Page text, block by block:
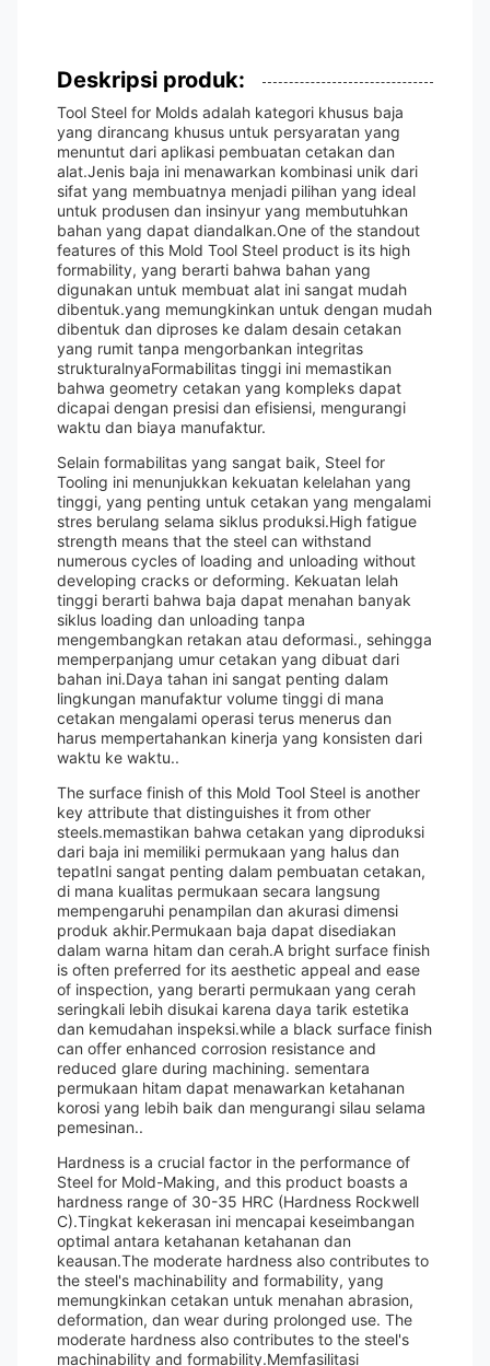
Deskripsi produk:
Tool Steel for Molds adalah kategori khusus baja
yang dirancang khusus untuk persyaratan yang
menuntut dari aplikasi pembuatan cetakan dan
alat.Jenis baja ini menawarkan kombinasi unik dari
sifat yang membuatnya menjadi pilihan yang ideal
untuk produsen dan insinyur yang membutuhkan
bahan yang dapat diandalkan.One of the standout
features of this Mold Tool Steel product is its high
formability, yang berarti bahwa bahan yang
digunakan untuk membuat alat ini sangat mudah
dibentuk.yang memungkinkan untuk dengan mudah
dibentuk dan diproses ke dalam desain cetakan
yang rumit tanpa mengorbankan integritas
strukturalnyaFormabilitas tinggi ini memastikan
bahwa geometry cetakan yang kompleks dapat
dicapai dengan presisi dan efisiensi, mengurangi
waktu dan biaya manufaktur.
Selain formabilitas yang sangat baik, Steel for
Tooling ini menunjukkan kekuatan kelelahan yang
tinggi, yang penting untuk cetakan yang mengalami
stres berulang selama siklus produksi.High fatigue
strength means that the steel can withstand
numerous cycles of loading and unloading without
developing cracks or deforming. Kekuatan lelah
tinggi berarti bahwa baja dapat menahan banyak
siklus loading dan unloading tanpa
mengembangkan retakan atau deformasi., sehingga
memperpanjang umur cetakan yang dibuat dari
bahan ini.Daya tahan ini sangat penting dalam
lingkungan manufaktur volume tinggi di mana
cetakan mengalami operasi terus menerus dan
harus mempertahankan kinerja yang konsisten dari
waktu ke waktu..
The surface finish of this Mold Tool Steel is another
key attribute that distinguishes it from other
steels.memastikan bahwa cetakan yang diproduksi
dari baja ini memiliki permukaan yang halus dan
tepatIni sangat penting dalam pembuatan cetakan,
di mana kualitas permukaan secara langsung
mempengaruhi penampilan dan akurasi dimensi
produk akhir.Permukaan baja dapat disediakan
dalam warna hitam dan cerah.A bright surface finish
is often preferred for its aesthetic appeal and ease
of inspection, yang berarti permukaan yang cerah
seringkali lebih disukai karena daya tarik estetika
dan kemudahan inspeksi.while a black surface finish
can offer enhanced corrosion resistance and
reduced glare during machining. sementara
permukaan hitam dapat menawarkan ketahanan
korosi yang lebih baik dan mengurangi silau selama
pemesinan..
Hardness is a crucial factor in the performance of
Steel for Mold-Making, and this product boasts a
hardness range of 30-35 HRC (Hardness Rockwell
C).Tingkat kekerasan ini mencapai keseimbangan
optimal antara ketahanan ketahanan dan
keausan.The moderate hardness also contributes to
the steel's machinability and formability, yang
memungkinkan cetakan untuk menahan abrasion,
deformation, dan wear during prolonged use. The
moderate hardness also contributes to the steel's
machinability and formability.Memfasilitasi